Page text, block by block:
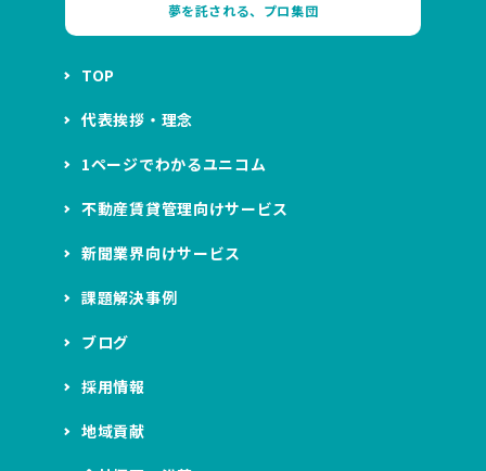
夢を託される、プロ集団
TOP
代表挨拶・理念
1ページでわかるユニコム
不動産賃貸管理向けサービス
新聞業界向けサービス
課題解決事例
ブログ
採用情報
地域貢献